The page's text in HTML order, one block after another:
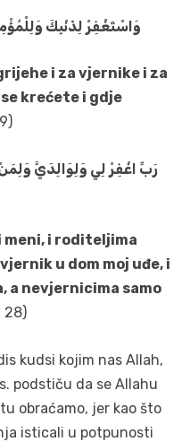
وَاسْتَغْفِرْ لِذَنْبِكَ
i za vjernike i za
krećete i gdje
رَبِّ اغْفِرْ لِي وَلِوَالِدَيَّ
meni, i roditeljima
u dom moj uđe, i
a nevjernicima samo
28)
kudsi kojim nas Allah,
podstiču da se Allahu
obraćamo, jer kao što
isticali u potpunosti